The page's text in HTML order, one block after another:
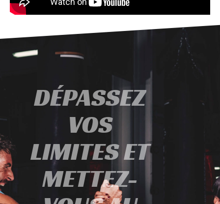
DÉPASSEZ
VOS
LIMITES ET
METTEZ-